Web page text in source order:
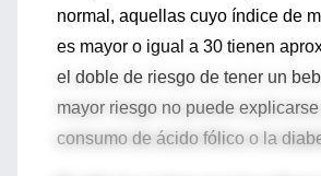
normal, aquellas cuyo índice de
es mayor o igual a 30 tienen
el doble de riesgo de tener un
mayor riesgo no puede explicarse
consumo de ácido fólico o la